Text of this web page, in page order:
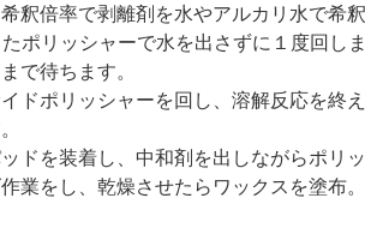
釈倍率で剥離剤を水やアルカリ水で希
ポリッシャーで水を出さずに１度回しま
で待ちます。
ドポリッシャーを回し、溶解反応を終え
ドを装着し、中和剤を出しながらポリ
業をし、乾燥させたらワックスを塗布